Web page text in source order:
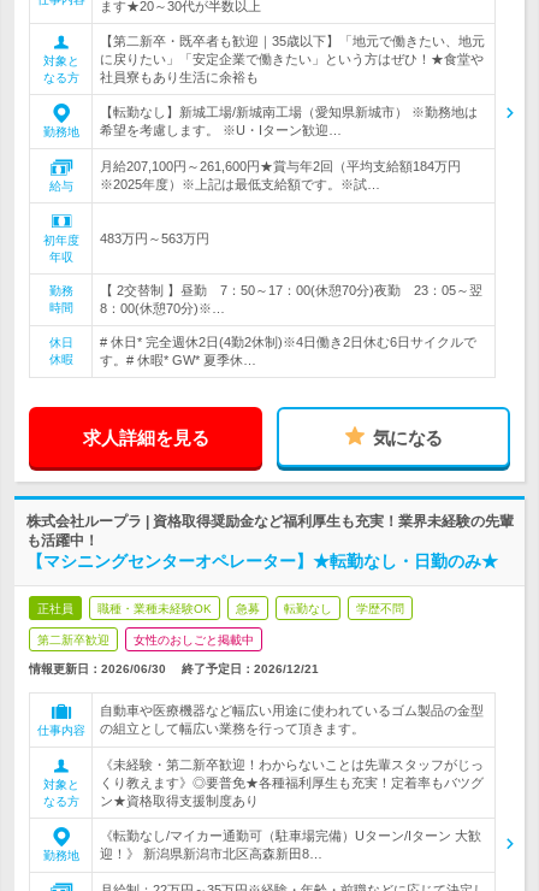
ます★20～30代が半数以上
対象と
なる方
【第二新卒・既卒者も歓迎｜35歳以下】「地元で働きたい、地元
に戻りたい」「安定企業で働きたい」という方はぜひ！★食堂や
社員寮もあり生活に余裕も
勤務地
【転勤なし】新城工場/新城南工場（愛知県新城市） ※勤務地は
希望を考慮します。 ※U・Iターン歓迎…
給与
月給207,100円～261,600円★賞与年2回（平均支給額184万円
※2025年度）※上記は最低支給額です。※試…
初年度
年収
483万円～563万円
勤務
時間
【 2交替制 】昼勤 7：50～17：00(休憩70分)夜勤 23：05～翌
8：00(休憩70分)※…
休日
休暇
# 休日* 完全週休2日(4勤2休制)※4日働き2日休む6日サイクルで
す。# 休暇* GW* 夏季休…
求人詳細を見る 気になる
株式会社ループラ | 資格取得奨励金など福利厚生も充実！業界未経験の先輩
も活躍中！
【マシニングセンターオペレーター】★転勤なし・日勤のみ★
正社員 職種・業種未経験OK 急募 転勤なし 学歴不問
第二新卒歓迎 女性のおしごと掲載中
情報更新日：2026/06/30 終了予定日： 2026/12/21
仕事内容
自動車や医療機器など幅広い用途に使われているゴム製品の金型
の組立として幅広い業務を行って頂きます。
対象と
なる方
《未経験・第二新卒歓迎！わからないことは先輩スタッフがじっ
くり教えます》◎要普免★各種福利厚生も充実！定着率もバツグ
ン★資格取得支援制度あり
勤務地
《転勤なし/マイカー通勤可（駐車場完備）Uターン/Iターン 大歓
迎！》 新潟県新潟市北区高森新田8…